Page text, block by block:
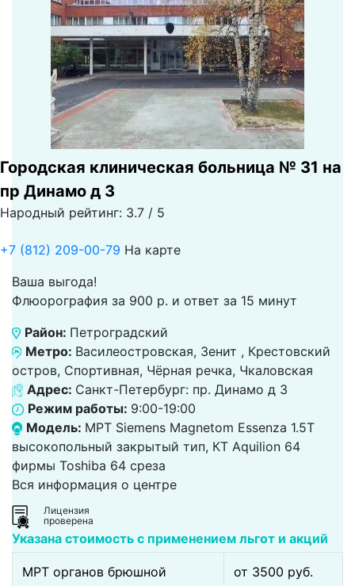
Городская клиническая больница № 31 на
пр Динамо д 3
Народный рейтинг: 3.7 / 5
+7 (812) 209-00-79 На карте
Ваша выгода!
Флюорография за 900 р. и ответ за 15 минут
Район: Петроградский
Метро: Василеостровская, Зенит , Крестовский
остров, Спортивная, Чёрная речка, Чкаловская
Адрес: Санкт-Петербург: пр. Динамо д 3
Режим работы: 9:00-19:00
Модель: МРТ Siemens Magnetom Essenza 1.5T
высокопольный закрытый тип, КТ Aquilion 64
фирмы Toshiba 64 среза
Вся информация о центре
Лицензия
проверена
Указана стоимость с применением льгот и акций
МРТ органов брюшной
от 3500 pуб.